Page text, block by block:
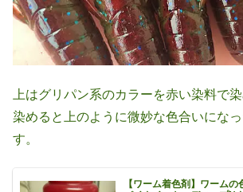
上はグリパン系のカラーを赤い染料で
染めると上のように微妙な色合いにな
す。
【ワーム着色剤】ワーム